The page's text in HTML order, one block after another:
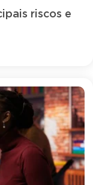
riscos e